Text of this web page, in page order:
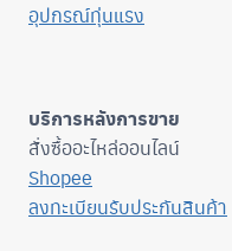
อุปกรณ์ทุ่นแรง
บริการหลังการขาย
สั่งซื้ออะไหล่ออนไลน์
Shopee
ลงทะเบียนรับประกันสินค้า